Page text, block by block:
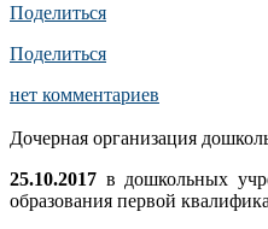
Поделиться
Поделиться
нет комментариев
Дочерная организация
25.10.2017 в дошкольных
образования первой